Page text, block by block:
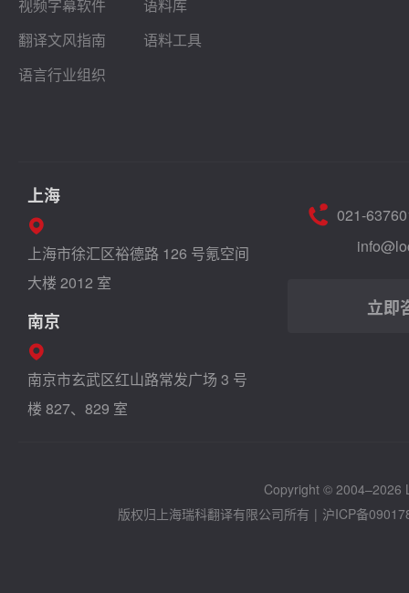
视频字幕软件
语料库
翻译文风指南
语料工具
语言行业组织
021-
立即
上海
上海市徐汇区裕德路 126 号氪空间
大楼 2012 室
南京
南京市玄武区红山路常发广场 3 号
楼 827、829 室
Copyright © 2004–2026
版权归上海瑞科翻译有限公司所有 | 沪ICP备